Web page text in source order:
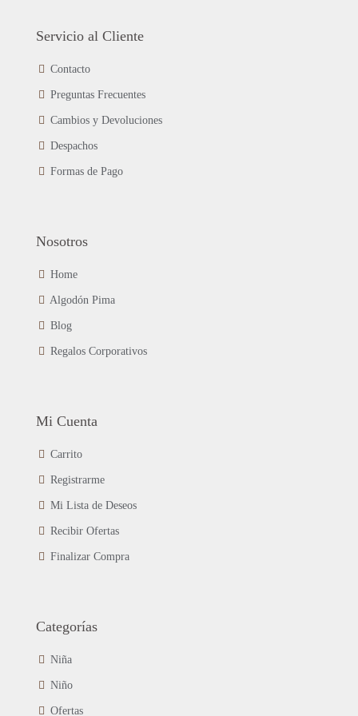
producto
opciones
elegir
producto
Servicio al Cliente
Contacto
Preguntas Frecuentes
Cambios y Devoluciones
Despachos
Formas de Pago
Nosotros
Home
Algodón Pima
Blog
Regalos Corporativos
Mi Cuenta
Carrito
Registrarme
Mi Lista de Deseos
Recibir Ofertas
Finalizar Compra
Categorías
Niña
Niño
Ofertas